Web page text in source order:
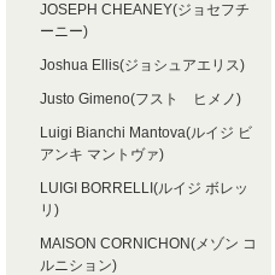
JOSEPH CHEANEY(ジョセフチ
ーニー)
Joshua Ellis(ジョシュアエリス)
Justo Gimeno(フスト ヒメノ)
Luigi Bianchi Mantova(ルイジ ビ
アンキ マントヴァ)
LUIGI BORRELLI(ルイジ ボレッ
リ)
MAISON CORNICHON(メゾン コ
ルニション)